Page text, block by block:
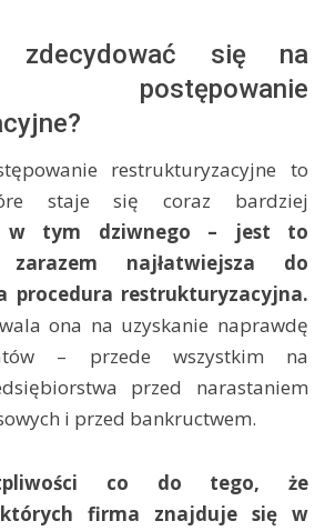
zdecydować się na
postępowanie
restrukturyzacyjne to
staje się coraz bardziej
w tym dziwnego – jest to
najłatwiejsza do
procedura restrukturyzacyjna.
ona na uzyskanie naprawdę
– przede wszystkim na
przed narastaniem
i przed bankructwem.
co do tego, że
których firma znajduje się w